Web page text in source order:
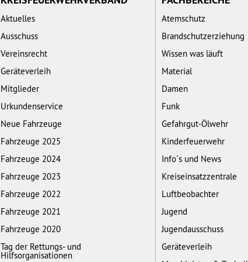
Aktuelles
Ausschuss
Vereinsrecht
Geräteverleih
Mitglieder
Urkundenservice
Neue Fahrzeuge
Fahrzeuge 2025
Fahrzeuge 2024
Fahrzeuge 2023
Fahrzeuge 2022
Fahrzeuge 2021
Fahrzeuge 2020
Tag der Rettungs- und
Hilfsorganisationen
Atemschutz
Brandschutzerziehung
Wissen was läuft
Material
Damen
Funk
Gefahrgut-Ölwehr
Kinderfeuerwehr
Info´s und News
Kreiseinsatzzentrale
Luftbeobachter
Jugend
Jugendausschuss
Geräteverleih